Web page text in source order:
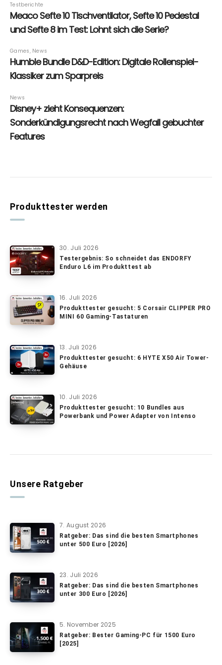
Produkttester werden
30. Juli 2026
Testergebnis: So schneidet das ENDORFY
Enduro L6 im Produkttest ab
16. Juli 2026
Produkttester gesucht: 5 Corsair CLIPPER PRO
MINI 60 Gaming-Tastaturen
13. Juli 2026
Produkttester gesucht: 6 HYTE X50 Air Tower-
Gehäuse
10. Juli 2026
Produkttester gesucht: 10 Bundles aus
Powerbank und Power Adapter von Intenso
Unsere Ratgeber
7. August 2026
Ratgeber: Das sind die besten Smartphones
unter 500 Euro [2026]
23. Juli 2026
Ratgeber: Das sind die besten Smartphones
unter 300 Euro [2026]
5. November 2025
Ratgeber: Bester Gaming-PC für 1500 Euro
[2025]